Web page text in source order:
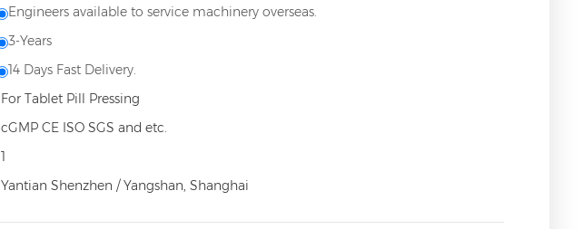
Engineers available to service machinery overseas.
3-Years
14 Days Fast Delivery.
For Tablet Pill Pressing
cGMP CE ISO SGS and etc.
1
Yantian Shenzhen / Yangshan, Shanghai